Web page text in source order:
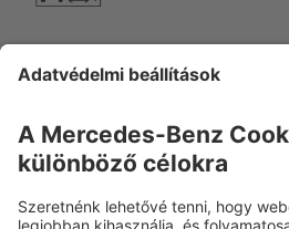
Figyelem, alacsony